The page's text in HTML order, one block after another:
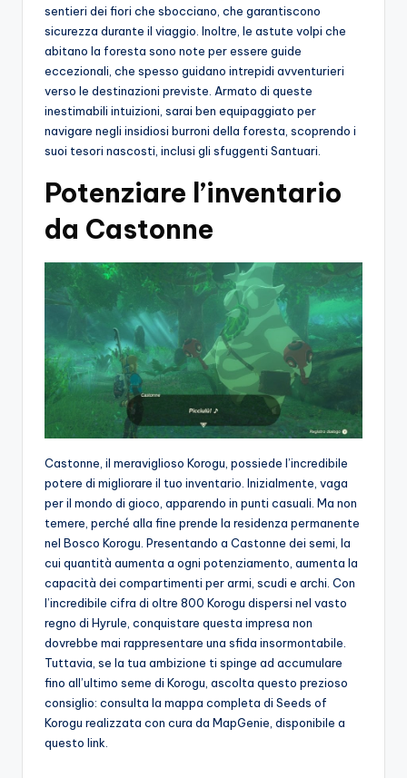
sentieri dei fiori che sbocciano, che garantiscono
sicurezza durante il viaggio. Inoltre, le astute volpi che
abitano la foresta sono note per essere guide
eccezionali, che spesso guidano intrepidi avventurieri
verso le destinazioni previste. Armato di queste
inestimabili intuizioni, sarai ben equipaggiato per
navigare negli insidiosi burroni della foresta, scoprendo i
suoi tesori nascosti, inclusi gli sfuggenti Santuari.
Potenziare l’inventario
da Castonne
Castonne, il meraviglioso Korogu, possiede l’incredibile
potere di migliorare il tuo inventario. Inizialmente, vaga
per il mondo di gioco, apparendo in punti casuali. Ma non
temere, perché alla fine prende la residenza permanente
nel Bosco Korogu. Presentando a Castonne dei semi, la
cui quantità aumenta a ogni potenziamento, aumenta la
capacità dei compartimenti per armi, scudi e archi. Con
l’incredibile cifra di oltre 800 Korogu dispersi nel vasto
regno di Hyrule, conquistare questa impresa non
dovrebbe mai rappresentare una sfida insormontabile.
Tuttavia, se la tua ambizione ti spinge ad accumulare
fino all’ultimo seme di Korogu, ascolta questo prezioso
consiglio: consulta la mappa completa di Seeds of
Korogu realizzata con cura da MapGenie, disponibile a
questo link.